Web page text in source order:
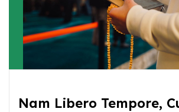
Nam Libero Tempore,